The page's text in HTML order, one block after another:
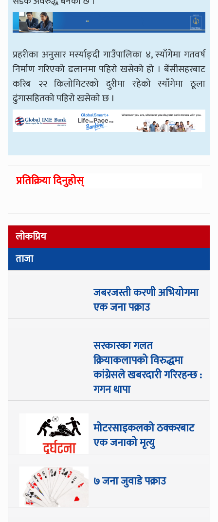
प्रहरीका अनुसार मर्स्याङ्दी गाउँपालिका ४, स्याँगेमा गतवर्ष
निर्माण गरिएको ढलानमा पहिरो खसेको हो । बेंसीसहरबाट
करिब २२ किलोमिटरको दुरीमा रहेको स्याँगेमा ठूला
ढुंगासहितको पहिरो खसेको छ ।
प्रतिक्रिया दिनुहोस्
लोकप्रिय
ताजा
जबरजस्ती करणी अभियोगमा
एक जना पक्राउ
सरकारका गलत
क्रियाकलापको विरुद्धमा
कांग्रेसले खबरदारी गरिरहन्छ :
गगन थापा
मोटरसाइकलको ठक्करबाट
एक जनाको मृत्यु
७ जना जुवाडे पक्राउ